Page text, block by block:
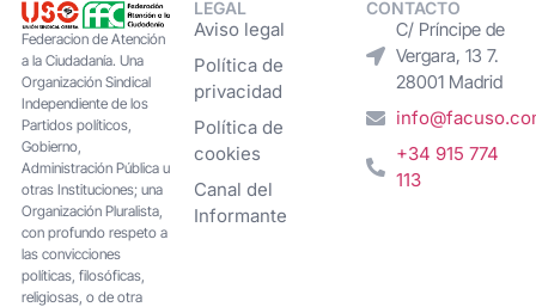
Federacion de Atención
a la Ciudadanía. Una
Organización Sindical
Independiente de los
Partidos políticos,
Gobierno,
Administración Pública u
otras Instituciones; una
Organización Pluralista,
con profundo respeto a
las convicciones
políticas, filosóficas,
religiosas, o de otra
LEGAL
Aviso legal
Política de
privacidad
Política de
cookies
Canal del
Informante
CONTACTO
C/ Príncipe de
Vergara, 13 7.
28001 Madrid
+34 915 774
113